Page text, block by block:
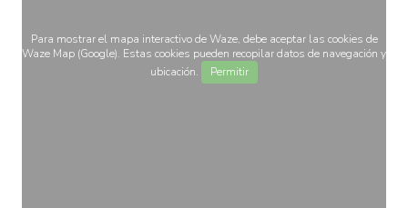
Para mostrar el mapa interactivo de Waze, debe aceptar las cookies de
Waze Map (Google). Estas cookies pueden recopilar datos de navegación y
ubicación.
Permitir